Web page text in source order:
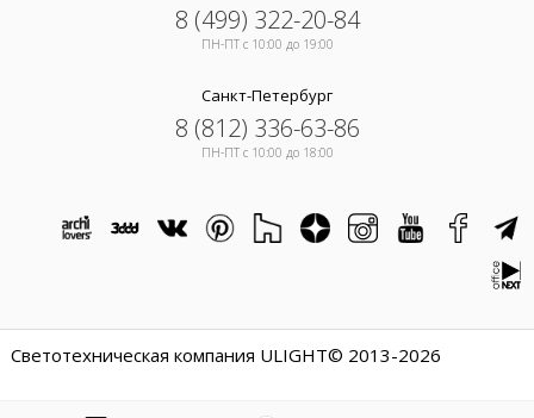
8 (499) 322-20-84
ПН-ПТ c 10:00 до 19:00
Санкт-Петербург
8 (812) 336-63-86
ПН-ПТ c 10:00 до 18:00
Светотехническая компания ULIGHT© 2013-2026